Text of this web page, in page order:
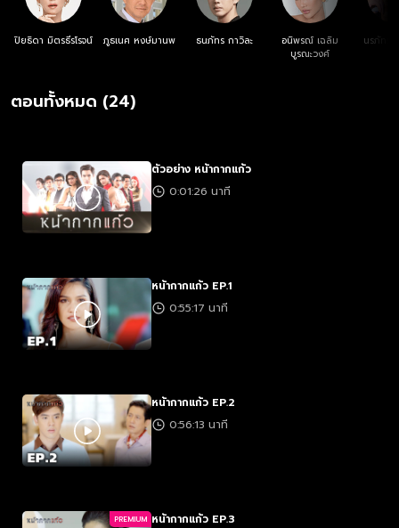
ปิยธิดา มิตรธีรโรจน์ ภูธเนศ หงษ์มานพ ธนภัทร กาวิละ
อนิพรณ์ เฉลิม
บูรณะวงศ์
นรภัทร
ตอนทั้งหมด (24)
ตัวอย่าง หน้ากากแก้ว
0:01:26 นาที
หน้ากากแก้ว EP.1
0:55:17 นาที
หน้ากากแก้ว EP.2
0:56:13 นาที
PREMIUM หน้ากากแก้ว EP.3